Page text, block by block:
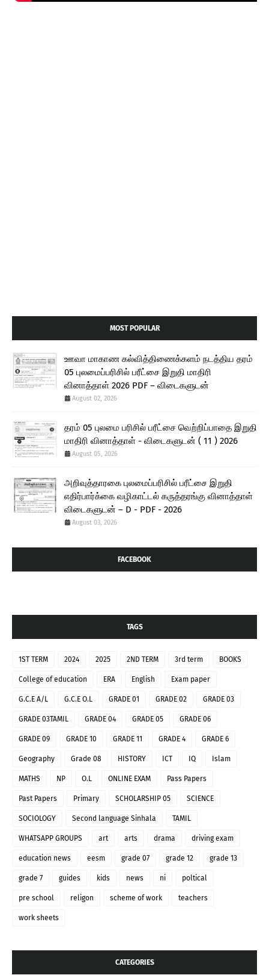
MOST POPULAR
ஊவா மாகாண கல்வித்திணைக்களம் நடத்திய தரம்
05 புலமைப்பரிசில் பரீட்சை இறுதி மாதிரி
வினாத்தாள் 2026 PDF – விடைகளுடன்
August 02, 2026
தரம் 05 புலமை பரிசில் பரீட்சை வெற்றிப்பாதை இறுதி
மாதிரி வினாத்தாள் - விடைகளுடன் ( 11 ) 2026
August 05, 2026
அறிவுத்தாரகை புலமைப்பரிசில் பரீட்சை இறுதி
எதிர்பார்க்கை வழிகாட்டல் கருத்தரங்கு வினாத்தாள்
விடைகளுடன் – D - PDF - 2026
August 03, 2026
FACEBOOK
TAGS
1ST TERM 2024 2025 2ND TERM 3rd term BOOKS
College of education ERA English Exam paper
G.C.E A/L G.C.E O.L GRADE 01 GRADE 02 GRADE 03
GRADE 03TAMIL GRADE 04 GRADE 05 GRADE 06
GRADE 09 GRADE 10 GRADE 11 GRADE 4 GRADE 6
Geography Grade 08 HISTORY ICT IQ Islam
MATHS NP O.L ONLINE EXAM Pass Papers
Past Papers Primary SCHOLARSHIP 05 SCIENCE
SOCIOLOGY Second language Sinhala TAMIL
WHATSAPP GROUPS art arts drama driving exam
education news eesm grade 07 grade 12 grade 13
grade 7 guides kids news ni poltical
pre school religon scheme of work teachers
work sheets
CATEGORIES